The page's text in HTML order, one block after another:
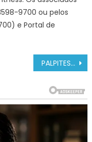
9700 ou pelos
e Portal de
PALPITES Granada x Betis e Celta x Alavés: ONDE ASSISTIR AO VIVO, NOTÍCIAS, ESCALAÇÕES – LA LIGA